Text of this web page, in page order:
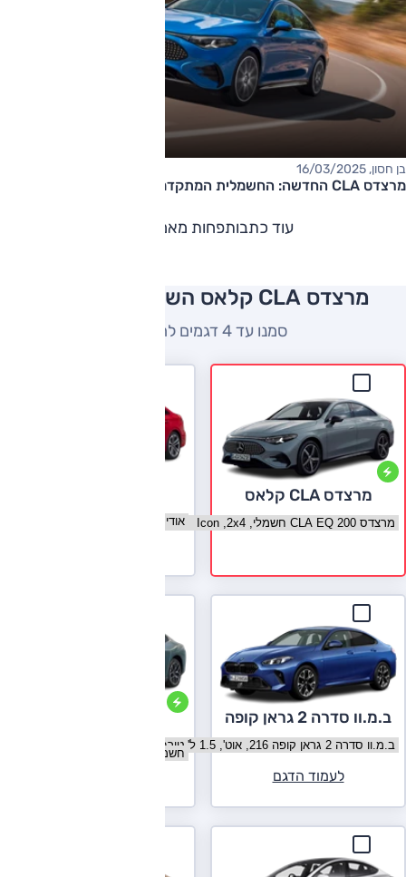
בן חסון, 16/03/2025
מרצדס CLA החדשה: החשמלית המתקדמת ביותר של מרצדס
עוד כתבותפחות מאמרים
מרצדס CLA קלאס השוואה למתחרים
סמנו עד 4 דגמים להשוואה
מרצדס CLA קלאס
בחר גרסה מרצדס CLA קלאס
בחר גרסה אודי A3 סדאן
ב.מ.וו סדרה 2 גראן קופה
בחר גרסה ב.מ.וו סדרה 2 גראן קופה
לעמוד הדגם
בחר גרסה אקספנג P7